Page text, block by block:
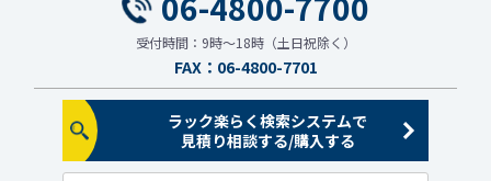
受付時間：9時～18時（土日祝除く）
FAX：06-4800-7701
ラック楽らく検索システムで
見積り相談する/購入する